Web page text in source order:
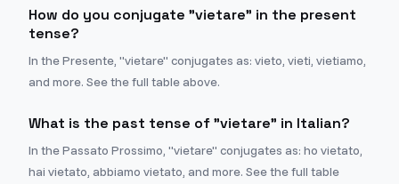
How do you conjugate "vietare" in the present
tense?
In the Presente, "vietare" conjugates as: vieto, vieti, vietiamo,
and more. See the full table above.
What is the past tense of "vietare" in Italian?
In the Passato Prossimo, "vietare" conjugates as: ho vietato,
hai vietato, abbiamo vietato, and more. See the full table